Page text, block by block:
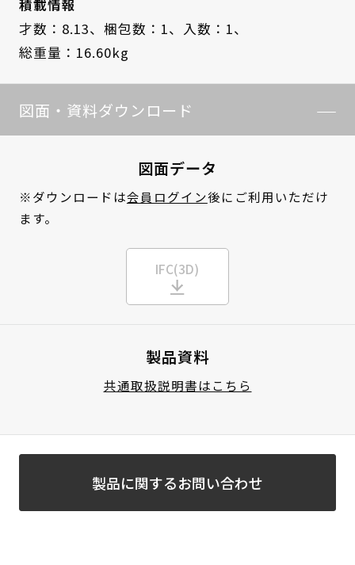
積載情報
才数：8.13、 梱包数：1、 入数：1、
総重量：16.60kg
図面・資料ダウンロード
図面データ
※ダウンロードは会員ログイン後にご利用いただけ
ます。
IFC(3D)
製品資料
共通取扱説明書はこちら
製品に関するお問い合わせ